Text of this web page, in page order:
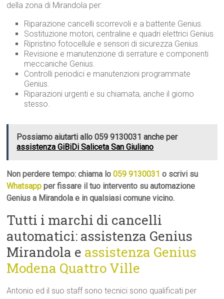
della zona di Mirandola per:
Riparazione cancelli scorrevoli e a battente Genius.
Sostituzione motori, centraline e quadri elettrici Genius.
Ripristino fotocellule e sensori di sicurezza Genius.
Revisione e manutenzione di serrature e componenti
meccaniche Genius.
Controlli periodici e manutenzioni programmate
Genius.
Riparazioni urgenti e su chiamata, anche il giorno
stesso.
Possiamo aiutarti allo 059 9130031 anche per
assistenza GiBiDi Saliceta San Giuliano
Non perdere tempo: chiama lo059 9130031 o scrivi su
Whatsapp per fissare il tuo intervento su automazione
Genius a Mirandola e in qualsiasi comune vicino.
Tutti i marchi di cancelli
automatici: assistenza Genius
Mirandola e assistenza Genius
Modena Quattro Ville
Antonio ed il suo staff sono tecnici sono qualificati per